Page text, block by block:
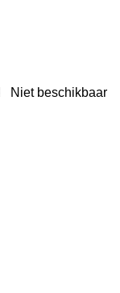
Niet beschikbaar